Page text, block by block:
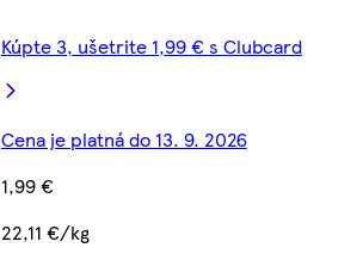
Kúpte 3, ušetrite 1,99 € s Clubcard
Cena je platná do 13. 9. 2026
1,99 €
22,11 €/kg